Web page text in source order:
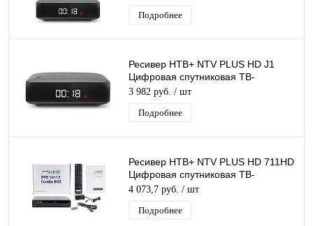
Подробнее
Ресивер НТВ+ NTV PLUS HD J1
Цифровая спутниковая ТВ-
приставка FullHD медиаплеер c
USB входом и LAN
3 982 руб. / шт
Подробнее
Ресивер НТВ+ NTV PLUS HD 711HD
Цифровая спутниковая ТВ-
приставка, DVB-T2 тюнер, FullHD
медиаплеер
4 073,7 руб. / шт
Подробнее